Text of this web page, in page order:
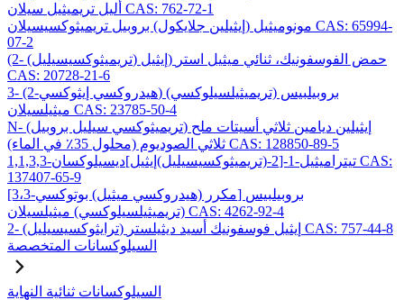
أليل تريميثيل سيلان CAS: 762-72-1
مونوميثيل (إيثيلين جلايكول) بروبيل تريميثوكسيسيلان CAS: 65994-
07-2
(2- (تريميثوكسيسيليل) إيثيل) حمض الفوسفونيك، ثنائي ميثيل استر
CAS: 20728-21-6
3- (2-هيدروكسي إيثوكسي) بروبيلبيس (تريميثيلسيلوكسي)
ميثيلسيلان CAS: 23785-50-4
N- (تريميثوكسي سيليل بروبيل) إيثيلين ديامين ثلاثي أسيتات ملح
ثلاثي الصوديوم (محلول 35٪ في الماء) CAS: 128850-89-5
1,1,3,3-تيتراميثيل-1-[2-(تريميثوكسيسيليل)إيثيل]ديسيلوكسان CAS:
137407-65-9
[3،3-مكرر (هيدروكسي ميثيل) بوتوكسي] بروبيلبيس
(تريميثيلسيلوكسي) ميثيلسيلان CAS: 4262-92-4
2- (ترايثوكسيسيليل) إيثيل فوسفونيك أسيد ديثيلستر CAS: 757-44-8
السيلوكسانات المتخصصة
السيلوكسانات ثنائية النهاية